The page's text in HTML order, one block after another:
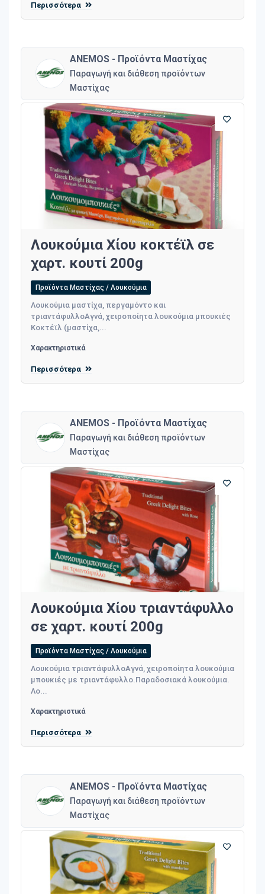
Περισσότερα
ANEMOS - Προϊόντα Μαστίχας
Παραγωγή και διάθεση προϊόντων
Μαστίχας
Λουκούμια Χίου κοκτέϊλ σε
χαρτ. κουτί 200g
Προϊόντα Μαστίχας / Λουκούμια
Λουκούμια μαστίχα, περγαμόντο και
τριαντάφυλλοΑγνά, χειροποίητα λουκούμια μπουκιές
Κοκτέϊλ (μαστίχα,...
Χαρακτηριστικά
Περισσότερα
ANEMOS - Προϊόντα Μαστίχας
Παραγωγή και διάθεση προϊόντων
Μαστίχας
Λουκούμια Χίου τριαντάφυλλο
σε χαρτ. κουτί 200g
Προϊόντα Μαστίχας / Λουκούμια
Λουκούμια τριαντάφυλλοΑγνά, χειροποίητα λουκούμια
μπουκιές με τριαντάφυλλο.Παραδοσιακά λουκούμια.
Λο...
Χαρακτηριστικά
Περισσότερα
ANEMOS - Προϊόντα Μαστίχας
Παραγωγή και διάθεση προϊόντων
Μαστίχας